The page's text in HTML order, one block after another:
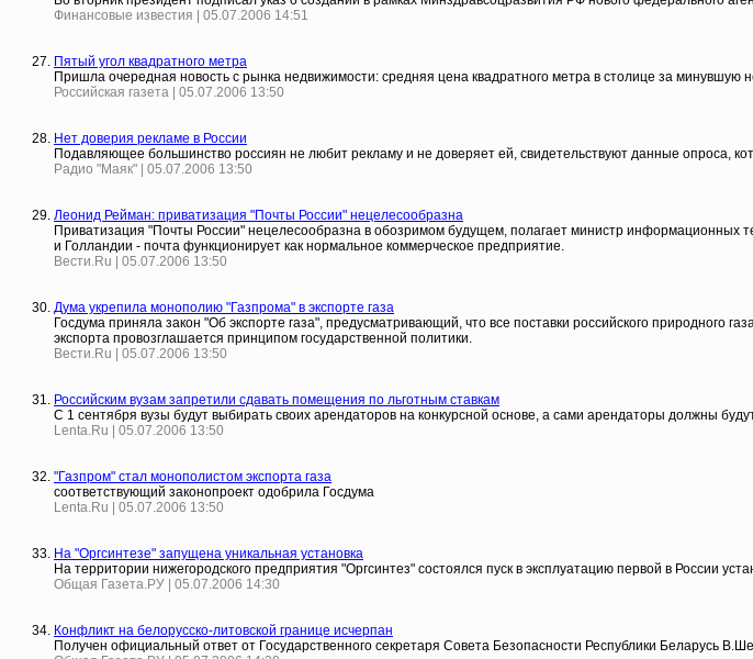
Финансовые известия | 05.07.2006 14:51
Пятый угол квадратного метра
Пришла очередная новость с рынка недвижимости: средняя цена квадратного метра в столице за
Российская газета | 05.07.2006 13:50
Нет доверия рекламе в России
Подавляющее большинство россиян не любит рекламу и не доверяет ей, свидетельствуют данные опроса,
Радио "Маяк" | 05.07.2006 13:50
Леонид Рейман: приватизация "Почты России" нецелесообразна
Приватизация "Почты России" нецелесообразна в обозримом будущем, полагает министр информационных
и Голландии - почта функционирует как нормальное коммерческое предприятие.
Вести.Ru | 05.07.2006 13:50
Дума укрепила монополию "Газпрома" в экспорте газа
Госдума приняла закон "Об экспорте газа", предусматривающий, что все поставки российского природного
экспорта провозглашается принципом государственной политики.
Вести.Ru | 05.07.2006 13:50
Российским вузам запретили сдавать помещения по льготным ставкам
С 1 сентября вузы будут выбирать своих арендаторов на конкурсной основе, а сами арендаторы должны
Lenta.Ru | 05.07.2006 13:50
"Газпром" стал монополистом экспорта газа
соответствующий законопроект одобрила Госдума
Lenta.Ru | 05.07.2006 13:50
На "Оргсинтезе" запущена уникальная установка
На территории нижегородского предприятия "Оргсинтез" состоялся пуск в эксплуатацию первой в России
Общая Газета.РУ | 05.07.2006 14:30
Конфликт на белорусско-литовской границе исчерпан
Получен официальный ответ от Государственного секретаря Совета Безопасности Республики Беларусь